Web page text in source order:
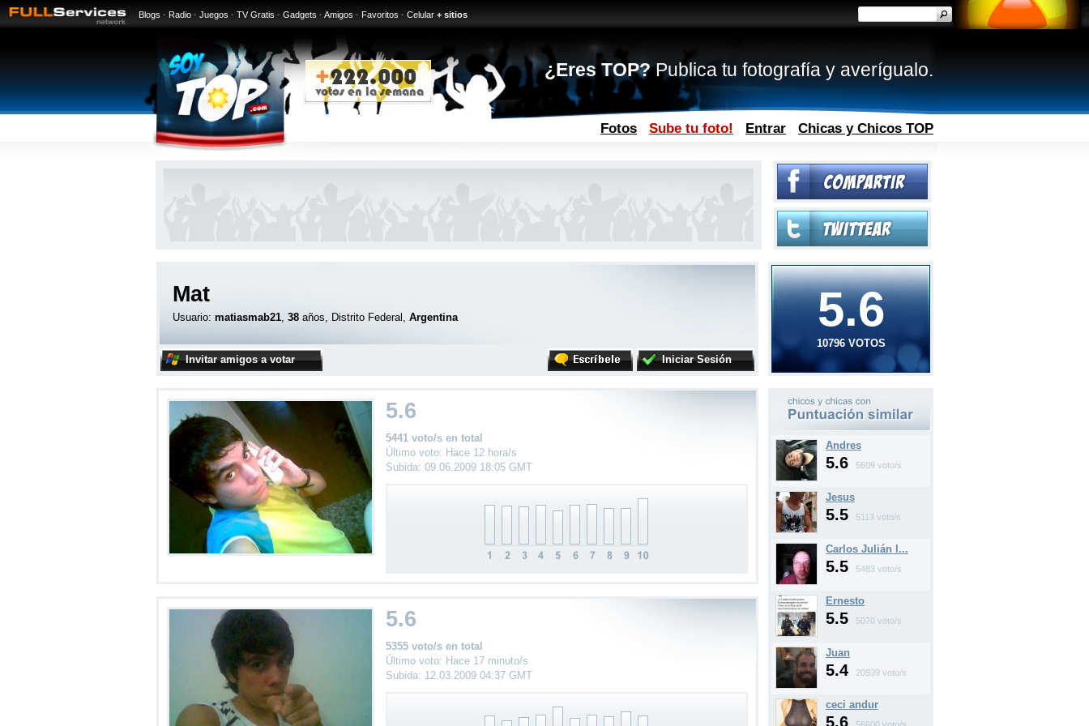
Blogs · Radio · Juegos · TV Gratis · Gadgets · Amigos · Favoritos · Celular + sitios
¿Eres TOP?Publica tu fotografía y averígualo.
Fotos Sube tu foto! Entrar Chicas y Chicos TOP
5.6
10796 VOTOS
Mat
Usuario: matiasmab21, 38 años, Distrito Federal, Argentina
Iniciar Sesión
Invitar amigos a votar
Andres
5.6 5609 voto/s
Jesus
5.5 5113 voto/s
Carlos Julián l...
5.5 5483 voto/s
Ernesto
5.5 5070 voto/s
Juan
5.4 20939 voto/s
ceci andur
5.6
5.6
5441 voto/s en total
Último voto: Hace 12 hora/s
Subida: 09.06.2009 18:05 GMT
5.6
5355 voto/s en total
Último voto: Hace 17 minuto/s
Subida: 12.03.2009 04:37 GMT